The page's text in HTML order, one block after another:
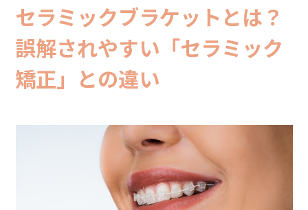
セラミックブラケットとは？
誤解されやすい「セラミック
矯正」との違い